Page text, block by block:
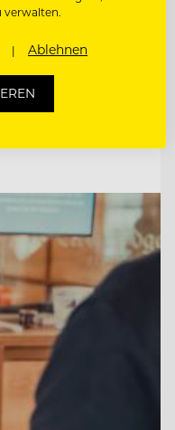
W/D)
W/D)
verwalten.
Ablehnen